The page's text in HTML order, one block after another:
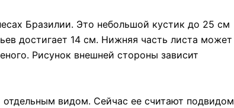
Бразилии. Это небольшой кустик до 25 см
достигает 14 см. Нижняя часть листа может
Рисунок внешней стороны зависит
видом. Сейчас ее считают подвидом